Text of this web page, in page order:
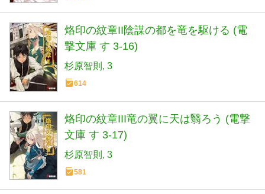
烙印の紋章II陰謀の都を竜を駆ける (電
撃文庫 す 3-16)
杉原智則 3
614
烙印の紋章III竜の翼に天は翳ろう (電撃
文庫 す 3-17)
杉原智則 3
581